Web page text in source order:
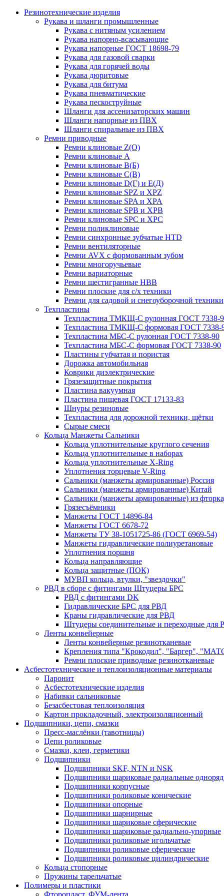
Резинотехнические изделия
Рукава и шланги промышленные
Рукава с нитяным усилением
Рукава напорно-всасывающие
Рукава напорные ГОСТ 18698-79
Рукава для газовой сварки
Рукава для горячей воды
Рукава дюритовые
Рукава для битума
Рукава пневматические
Рукава пескоструйные
Шланги для ассенизаторских машин
Шланги напорные из ПВХ
Шланги спиральные из ПВХ
Ремни приводные
Ремни клиновые Z(О)
Ремни клиновые А
Ремни клиновые В(Б)
Ремни клиновые С(В)
Ремни клиновые D(Г) и Е(Д)
Ремни клиновые SPZ и XPZ
Ремни клиновые SPA и XPA
Ремни клиновые SPB и XPB
Ремни клиновые SPC и XPC
Ремни поликлиновые
Ремни синхронные зубчатые HTD
Ремни вентиляторные
Ремни AVX с формованным зубом
Ремни многоручьевые
Ремни вариаторные
Ремни шестигранные HBB
Ремни плоские для с/х техники
Ремни для садовой и снегоуборочной техники
Техпластины
Техпластина ТМКЩ-С рулонная ГОСТ 7338-
Техпластина ТМКЩ-С формовая ГОСТ 7338-
Техпластина МБС-С рулонная ГОСТ 7338-90
Техпластина МБС-С формовая ГОСТ 7338-90
Пластины губчатая и пористая
Дорожка автомобильная
Коврики диэлектрические
Грязезащитные покрытия
Пластина вакуумная
Пластина пищевая ГОСТ 17133-83
Шнуры резиновые
Техпластина для дорожной техники, щётки
Сырые смеси
Кольца Манжеты Сальники
Кольца уплотнительные круглого сечения
Кольца уплотнительные в наборах
Кольца уплотнительные Х-Ring
Уплотнения торцевые V-Ring
Сальники (манжеты армированные) Россия
Сальники (манжеты армированные) Китай
Сальники (манжеты армированные) из
Грязесъёмники
Манжеты ГОСТ 14896-84
Манжеты ГОСТ 6678-72
Манжеты ТУ 38-1051725-86 (ГОСТ 6969-54)
Манжеты гидравлические полиуретановые
Уплотнения поршня
Кольца направляющие
Кольца защитные (ПОК)
МУВП кольца, втулки, "звездочки"
РВД в сборе с фитингами Штуцеры БРС
РВД с фитингами DK
Гидравлические БРС для РВД
Краны гидравлические для РВД
Штуцеры соединительные и переходные для
Ленты конвейерные
Ленты конвейерные резинотканевые
Крепления типа "Крокодил", "Баргер",
Ремни плоские приводные резинотканевые
Асбестотехнические и теплоизоляционные материалы
Паронит
Асбестотехнические изделия
Набивки сальниковые
Безасбестовая теплоизоляция
Картон прокладочный, электроизоляционный
Подшипники, цепи, смазки
Пресс-маслёнки (тавотницы)
Цепи роликовые
Смазки, клеи, герметики
Подшипники
Подшипники SKF, NTN и NSK
Подшипники шариковые радиальные
Подшипники корпусные
Подшипники роликовые конические
Подшипники опорные
Подшипники шарнирные
Подшипники шариковые сферические
Подшипники шариковые радиально-упорные
Подшипники роликовые игольчатые
Подшипники роликовые сферические
Подшипники роликовые цилиндрические
Кольца стопорные
Пружины тарельчатые
Полимеры и пластики
Фторопласт, ФУМ-лента